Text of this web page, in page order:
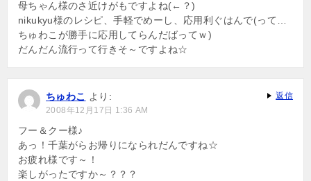
母ちゃん様のさ近けがもですよね(←？)
nikukyu様のレシピ、手軽でめーし、応用利ぐはんで(って…
ちゅわこが勝手に応用してらんだばってｗ)
だんだん流行って行きそ～ですよね☆
ちゅわこ より:
2008年12月17日 1:36 AM
フー＆クー様♪
あっ！千葉がらお帰りになられだんですね☆
お疲れ様です～！
楽しがったですか～？？？
返信